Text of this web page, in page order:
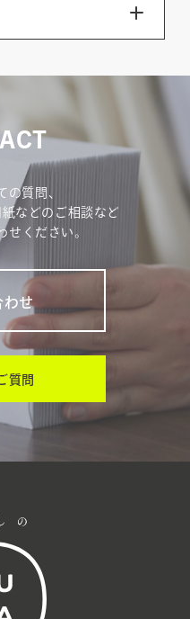
の質問、
などのご相談など
せください。
わせ
質問